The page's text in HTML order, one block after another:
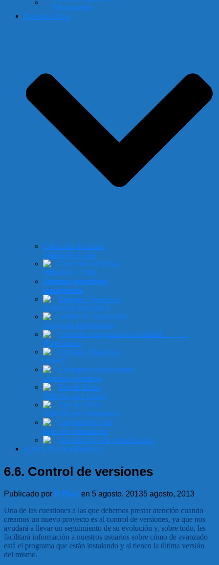
Monopuesto
Nuestros libros
Colección de fichas:
Infantil de 3 años
Colección de fichas:
Infantil de 4 años
Sistemas operativos
monopuesto
Sistemas Operativos
en Red (Actualizado)
Scripts en PowerShell:
Guia para principiantes
Aprende a programar en Android:
Nivel básico
Sistemas Operativos
en Red
Conceptos básicos sobre
sistemas operativos
Tips & Tricks
(Edición para Linux)
Tips & Tricks
(Edición para Windows)
Introducción a las
redes de ordenadores
Introducción a la virtualización
Acerca de SomeBooks.es
6.6. Control de versiones
Publicado por P. Ruiz en 5 agosto, 20135 agosto, 2013
Una de las cuestiones a las que debemos prestar atención cuando
creamos un nuevo proyecto es al control de versiones, ya que nos
ayudará a llevar un seguimiento de su evolución y, sobre todo, les
facilitará información a nuestros usuarios sobre cómo de avanzado
está el programa que están instalando y si tienen la última versión
del mismo.